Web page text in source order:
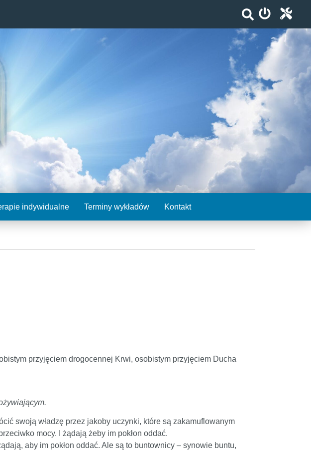
indywidualne Terminy wykładów Kontakt
przyjęciem drogocennej Krwi, osobistym przyjęciem Ducha
swoją władzę przez jakoby uczynki, które są zakamuflowanym
mocy. I żądają żeby im pokłon oddać.
aby im pokłon oddać. Ale są to buntownicy – synowie buntu,